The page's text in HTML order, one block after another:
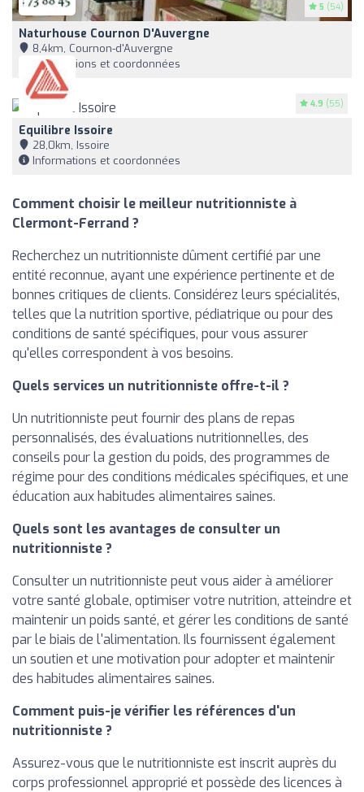
5 (54)
Naturhouse Cournon D'Auvergne
8,4km, Cournon-d'Auvergne
Informations et coordonnées
4.9 (55)
Equilibre Issoire
28,0km, Issoire
Informations et coordonnées
Comment choisir le meilleur nutritionniste à
Clermont-Ferrand ?
Recherchez un nutritionniste dûment certifié par une
entité reconnue, ayant une expérience pertinente et de
bonnes critiques de clients. Considérez leurs spécialités,
telles que la nutrition sportive, pédiatrique ou pour des
conditions de santé spécifiques, pour vous assurer
qu'elles correspondent à vos besoins.
Quels services un nutritionniste offre-t-il ?
Un nutritionniste peut fournir des plans de repas
personnalisés, des évaluations nutritionnelles, des
conseils pour la gestion du poids, des programmes de
régime pour des conditions médicales spécifiques, et une
éducation aux habitudes alimentaires saines.
Quels sont les avantages de consulter un
nutritionniste ?
Consulter un nutritionniste peut vous aider à améliorer
votre santé globale, optimiser votre nutrition, atteindre et
maintenir un poids santé, et gérer les conditions de santé
par le biais de l'alimentation. Ils fournissent également
un soutien et une motivation pour adopter et maintenir
des habitudes alimentaires saines.
Comment puis-je vérifier les références d'un
nutritionniste ?
Assurez-vous que le nutritionniste est inscrit auprès du
corps professionnel approprié et possède des licences à